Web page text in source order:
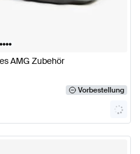
•••
AMG Zubehör
Vorbestellung